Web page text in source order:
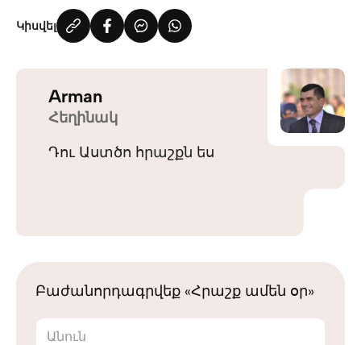
Կիսվել
Arman
Հեղինակ
Դու Աստծո հրաշքն ես
Բաժանորդագրվեք «Հրաշք ամեն օր»
Անուն